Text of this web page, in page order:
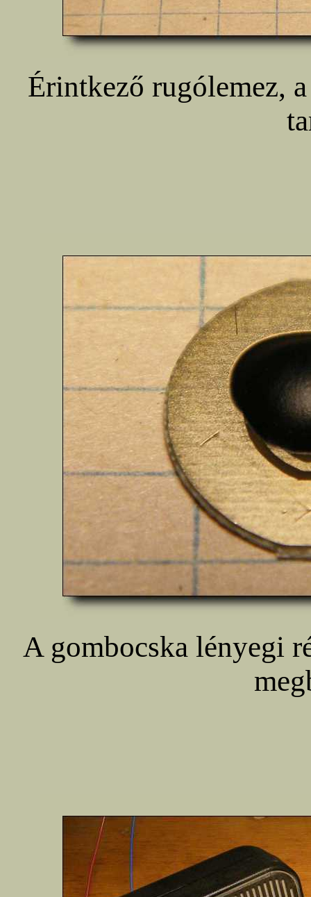
Érintkező rugólemez,
A gombocska lényegi